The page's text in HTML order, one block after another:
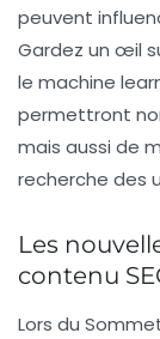
peuvent
Gardez un œil
le machine
permettront
mais aussi de
recherche des
Les
contenu
Lors du